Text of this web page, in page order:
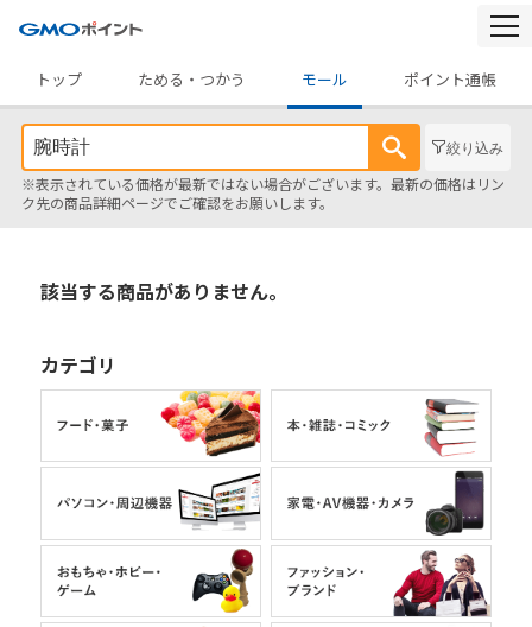
トップ
ためる・つかう モール ポイント通帳
絞り込み
※表示されている価格が最新ではない場合がございます。最新の価格はリン
ク先の商品詳細ページでご確認をお願いします。
該当する商品がありません。
カテゴリ